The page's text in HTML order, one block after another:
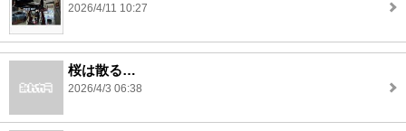
2026/4/11 10:27
桜は散る…
2026/4/3 06:38